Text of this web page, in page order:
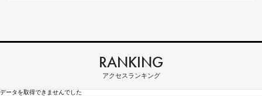
RANKING
アクセスランキング
データを取得できませんでした